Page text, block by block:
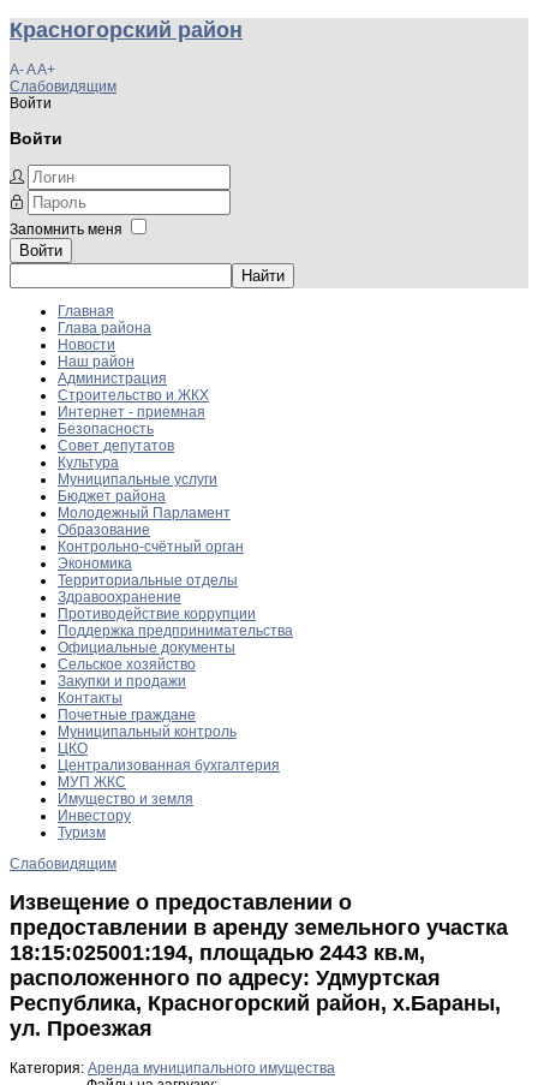
Красногорский район
A-AA+
Слабовидящим
Войти
Войти
Запомнить меня
Войти
Главная
Глава района
Новости
Наш район
Администрация
Строительство и ЖКХ
Интернет - приемная
Безопасность
Совет депутатов
Культура
Муниципальные услуги
Бюджет района
Молодежный Парламент
Образование
Контрольно-счётный орган
Экономика
Территориальные отделы
Здравоохранение
Противодействие коррупции
Поддержка предпринимательства
Официальные документы
Сельское хозяйство
Закупки и продажи
Контакты
Почетные граждане
Муниципальный контроль
ЦКО
Централизованная бухгалтерия
МУП ЖКС
Имущество и земля
Инвестору
Туризм
Слабовидящим
Извещение о предоставлении о
предоставлении в аренду земельного участка
18:15:025001:194, площадью 2443 кв.м,
расположенного по адресу: Удмуртская
Республика, Красногорский район, х.Бараны,
ул. Проезжая
Категория: Аренда муниципального имущества